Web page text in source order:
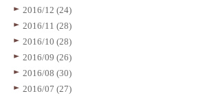
2016/12 (24)
2016/11 (28)
2016/10 (28)
2016/09 (26)
2016/08 (30)
2016/07 (27)